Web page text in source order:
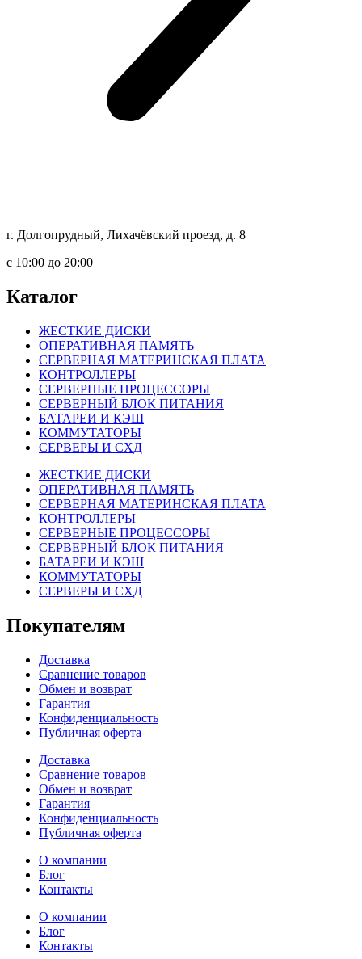
г. Долгопрудный, Лихачёвский проезд, д. 8
c 10:00 до 20:00
Каталог
ЖЕСТКИЕ ДИСКИ
ОПЕРАТИВНАЯ ПАМЯТЬ
СЕРВЕРНАЯ МАТЕРИНСКАЯ ПЛАТА
КОНТРОЛЛЕРЫ
СЕРВЕРНЫЕ ПРОЦЕССОРЫ
СЕРВЕРНЫЙ БЛОК ПИТАНИЯ
БАТАРЕИ И КЭШ
КОММУТАТОРЫ
СЕРВЕРЫ И СХД
ЖЕСТКИЕ ДИСКИ
ОПЕРАТИВНАЯ ПАМЯТЬ
СЕРВЕРНАЯ МАТЕРИНСКАЯ ПЛАТА
КОНТРОЛЛЕРЫ
СЕРВЕРНЫЕ ПРОЦЕССОРЫ
СЕРВЕРНЫЙ БЛОК ПИТАНИЯ
БАТАРЕИ И КЭШ
КОММУТАТОРЫ
СЕРВЕРЫ И СХД
Покупателям
Доставка
Сравнение товаров
Обмен и возврат
Гарантия
Конфиденциальность
Публичная оферта
Доставка
Сравнение товаров
Обмен и возврат
Гарантия
Конфиденциальность
Публичная оферта
О компании
Блог
Контакты
О компании
Блог
Контакты